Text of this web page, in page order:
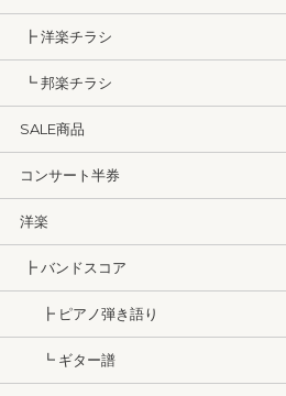
┣ 洋楽チラシ
┗ 邦楽チラシ
SALE商品
コンサート半券
洋楽
┣ バンドスコア
┣ ピアノ弾き語り
┗ ギター譜